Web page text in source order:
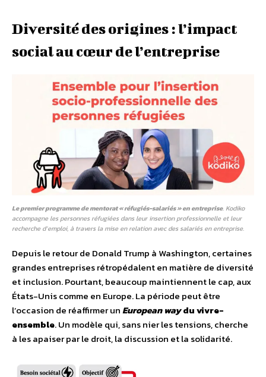
Diversité des origines : l’impact
social au cœur de l’entreprise
Le premier programme de mentorat « réfugiés-salariés » en entreprise. Kodiko
accompagne les personnes réfugiées dans leur insertion professionnelle et leur
recherche d’emploi, à travers la mise en relation avec des salariés en entreprise.
Depuis le retour de Donald Trump à Washington, certaines
grandes entreprises rétropédalent en matière de diversité
et inclusion. Pourtant, beaucoup maintiennent le cap, aux
États-Unis comme en Europe. La période peut être
l’occasion de réaffirmer unEuropean waydu vivre-
ensemble. Un modèle qui, sans nier les tensions, cherche
à les apaiser par le droit, la discussion et la solidarité.